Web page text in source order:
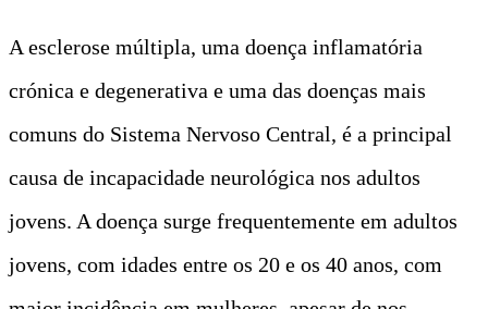
A esclerose múltipla, uma doença inflamatória
crónica e degenerativa e uma das doenças mais
comuns do Sistema Nervoso Central, é a principal
causa de incapacidade neurológica nos adultos
jovens. A doença surge frequentemente em adultos
jovens, com idades entre os 20 e os 40 anos, com